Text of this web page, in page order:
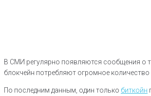
В СМИ регулярно появляются сообщения о
блокчейн потребляют огромное количество
По последним данным, один только биткойн